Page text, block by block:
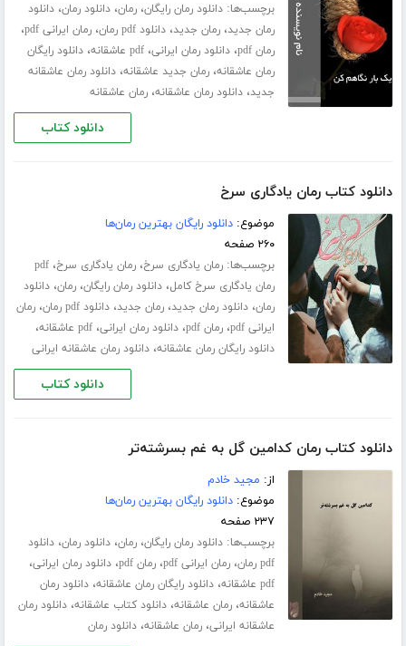
برچسب‌ها:دانلود رمان رایگان،رمان،دانلود رمان،دانلود
رمان جدید،رمان جدید،دانلود pdf رمان ،رمان ایرانی pdf ،
رمان pdf ،دانلود رمان ایرانی،pdf عاشقانه ،دانلود رایگان
رمان عاشقانه،رمان جدید عاشقانه،دانلود رمان عاشقانه
جدید،دانلود رمان عاشقانه،رمان عاشقانه
دانلود کتاب
دانلود کتاب رمان یادگاری سرخ
موضوع:دانلود رایگان بهترین رمان‌ها
۲۶۰ صفحه
برچسب‌ها:رمان یادگاری سرخ،رمان یادگاری سرخ،pdf
رمان یادگاری سرخ کامل،دانلود رمان رایگان،رمان،دانلود
رمان،دانلود رمان جدید،رمان جدید،دانلود pdf رمان ،رمان
ایرانی pdf
،رمان pdf ،دانلود رمان ایرانی،pdf عاشقانه ،
دانلود رایگان رمان عاشقانه،دانلود رمان عاشقانه ایرانی
دانلود کتاب
دانلود کتاب رمان کدامین گل به غم بسرشته‌تر
از: مجید خادم
موضوع:دانلود رایگان بهترین رمان‌ها
۲۳۷ صفحه
برچسب‌ها:دانلود رمان رایگان،رمان،دانلود رمان،دانلود
pdf رمان
،رمان ایرانی pdf ،رمان pdf ،دانلود رمان ایرانی،
pdf عاشقانه ،دانلود رایگان رمان عاشقانه،دانلود رمان
عاشقانه،رمان عاشقانه،دانلود کتاب عاشقانه،دانلود رمان
عاشقانه ایرانی،رمان عاشقانه،دانلود رمان